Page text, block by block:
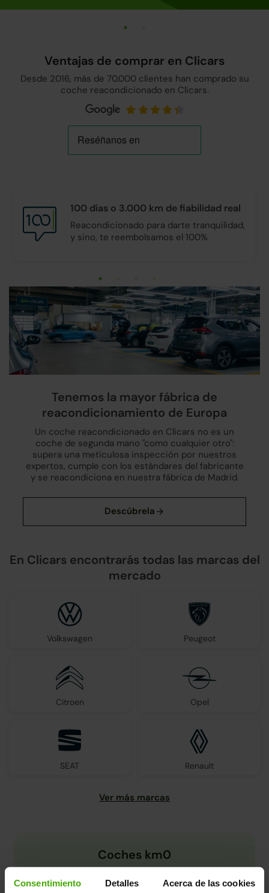
Consentimiento Detalles Acerca de las cookies
Ventajas de comprar en Clicars
Desde 2016, más de 70.000 clientes han comprado su
coche reacondicionado en Clicars.
100 días o 3.000 km defiabilidad real
Reacondicionado para darte tranquilidad,
y sino, te reembolsamos el 100%
Tenemos la mayor fábrica de
reacondicionamiento de Europa
Un coche reacondicionado en Clicars no es un
coche de segunda mano "como cualquier otro":
supera una meticulosa inspección por nuestros
expertos, cumple con los estándares del fabricante
y se reacondiciona en nuestra fábrica de Madrid.
En Clicars encontrarás todas las marcas del
mercado
Volkswagen Peugeot
Citroen Opel
SEAT Renault
Coches km0